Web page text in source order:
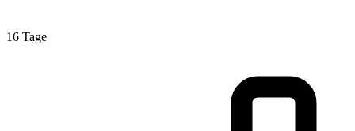
16 Tage